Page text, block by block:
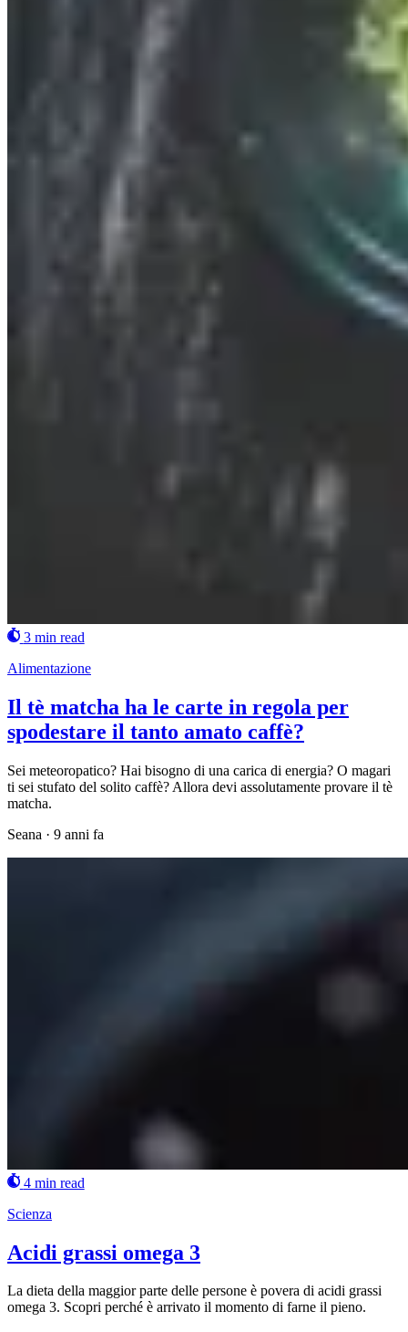
3 min read
Alimentazione
Il tè matcha ha le carte in regola per
spodestare il tanto amato caffè?
Sei meteoropatico? Hai bisogno di una carica di energia? O magari
ti sei stufato del solito caffè? Allora devi assolutamente provare il tè
matcha.
Seana · 9 anni fa
4 min read
Scienza
Acidi grassi omega 3
La dieta della maggior parte delle persone è povera di acidi grassi
omega 3. Scopri perché è arrivato il momento di farne il pieno.